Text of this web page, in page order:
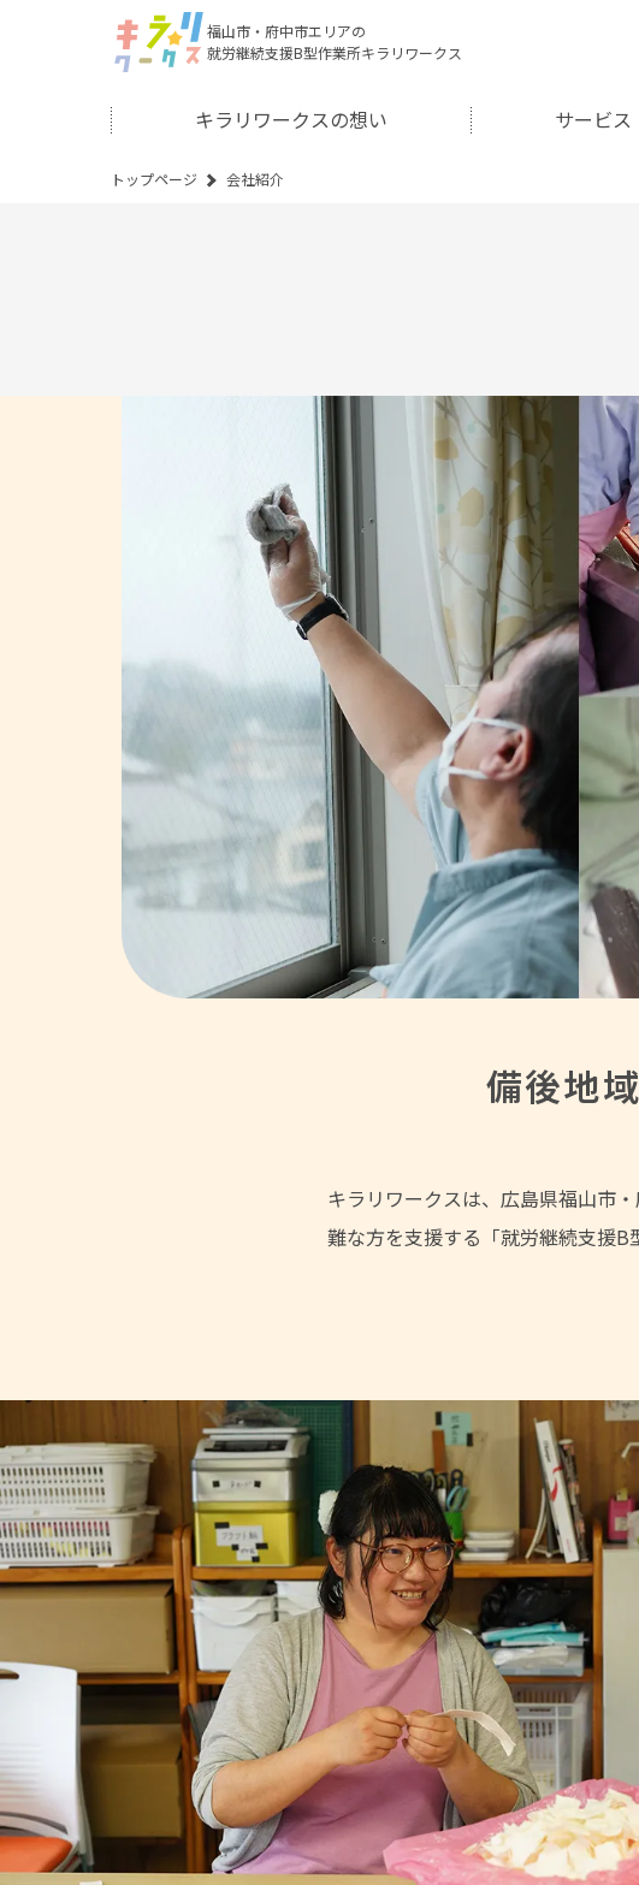
福山市・府中市エリアの
就労継続支援B型作業所キラリワークス
キラリワークスの想い サービス
トップページ 会社紹介
備後地
キラリワークスは、広島県福山市
難な方を支援する「就労継続支援B